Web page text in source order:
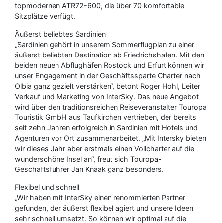
topmodernen ATR72-600, die über 70 komfortable
Sitzplätze verfügt.
Äußerst beliebtes Sardinien
„Sardinien gehört in unserem Sommerflugplan zu einer
äußerst beliebten Destination ab Friedrichshafen. Mit den
beiden neuen Abflughäfen Rostock und Erfurt können wir
unser Engagement in der Geschäftssparte Charter nach
Olbia ganz gezielt verstärken“, betont Roger Hohl, Leiter
Verkauf und Marketing von InterSky. Das neue Angebot
wird über den traditionsreichen Reiseveranstalter Touropa
Touristik GmbH aus Taufkirchen vertrieben, der bereits
seit zehn Jahren erfolgreich in Sardinien mit Hotels und
Agenturen vor Ort zusammenarbeitet. „Mit Intersky bieten
wir dieses Jahr aber erstmals einen Vollcharter auf die
wunderschöne Insel an“, freut sich Touropa-
Geschäftsführer Jan Knaak ganz besonders.
Flexibel und schnell
„Wir haben mit InterSky einen renommierten Partner
gefunden, der äußerst flexibel agiert und unsere Ideen
sehr schnell umsetzt. So können wir optimal auf die